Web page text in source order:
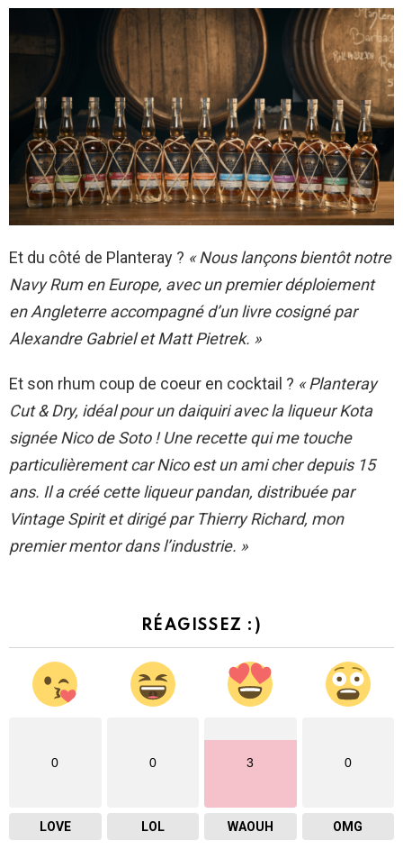
Et du côté de Planteray ? « Nous lançons bientôt notre
Navy Rum en Europe, avec un premier déploiement
en Angleterre accompagné d’un livre cosigné par
Alexandre Gabriel et Matt Pietrek. »
Et son rhum coup de coeur en cocktail ? « Planteray
Cut & Dry, idéal pour un daiquiri avec la liqueur Kota
signée Nico de Soto ! Une recette qui me touche
particulièrement car Nico est un ami cher depuis 15
ans. Il a créé cette liqueur pandan, distribuée par
Vintage Spirit et dirigé par Thierry Richard, mon
premier mentor dans l’industrie. »
RÉAGISSEZ :)
0
LOVE
0
LOL
3
WAOUH
0
OMG